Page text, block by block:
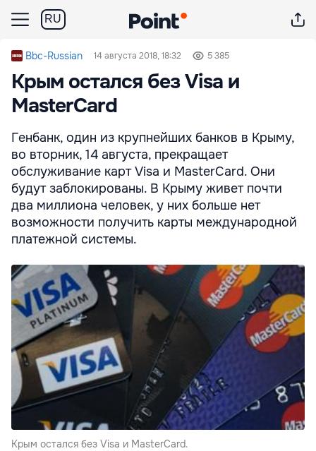
RU
Bbc-Russian 14 августа 2018, 18:32 5 385
Крым остался без Visa и
MasterCard
Генбанк, один из крупнейших банков в Крыму,
во вторник, 14 августа, прекращает
обслуживание карт Visa и MasterCard. Они
будут заблокированы. В Крыму живет почти
два миллиона человек, у них больше нет
возможности получить карты международной
платежной системы.
Крым остался без Visa и MasterCard.